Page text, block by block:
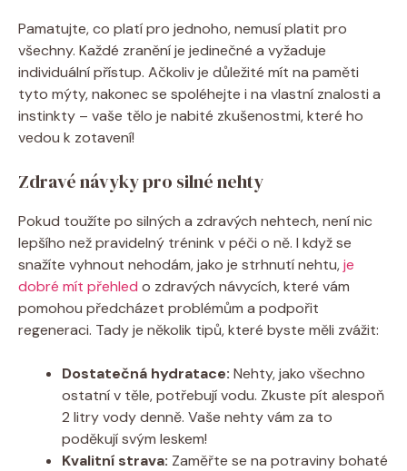
Pamatujte, co platí pro jednoho, nemusí platit pro
všechny. Každé zranění je jedinečné a vyžaduje
individuální přístup. Ačkoliv je důležité mít na paměti
tyto mýty, nakonec se spoléhejte i na vlastní znalosti a
instinkty – vaše tělo je nabité zkušenostmi, které ho
vedou k zotavení!
Zdravé návyky pro silné nehty
Pokud toužíte po silných a zdravých nehtech, není nic
lepšího než pravidelný trénink v péči o ně. I když se
snažíte vyhnout nehodám, jako je strhnutí nehtu,je
dobré mít přehled o zdravých návycích, které vám
pomohou předcházet problémům a podpořit
regeneraci. Tady je několik tipů, které byste měli zvážit:
Dostatečná hydratace: Nehty, jako všechno
ostatní v těle, potřebují vodu. Zkuste pít alespoň
2 litry vody denně. Vaše nehty vám za to
poděkují svým leskem!
Kvalitní strava: Zaměřte se na potraviny bohaté